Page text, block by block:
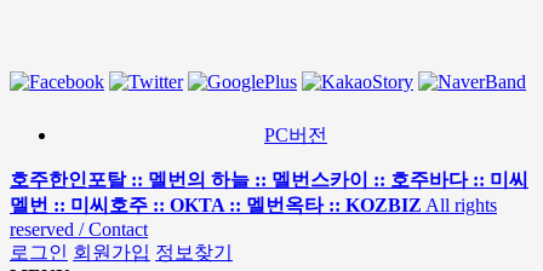
PC버전
호주한인포탈 :: 멜번의 하늘 :: 멜번스카이 :: 호주바다 :: 미씨
멜번 :: 미씨호주 :: OKTA :: 멜번옥타 :: KOZBIZ All rights
reserved / Contact
로그인 회원가입 정보찾기